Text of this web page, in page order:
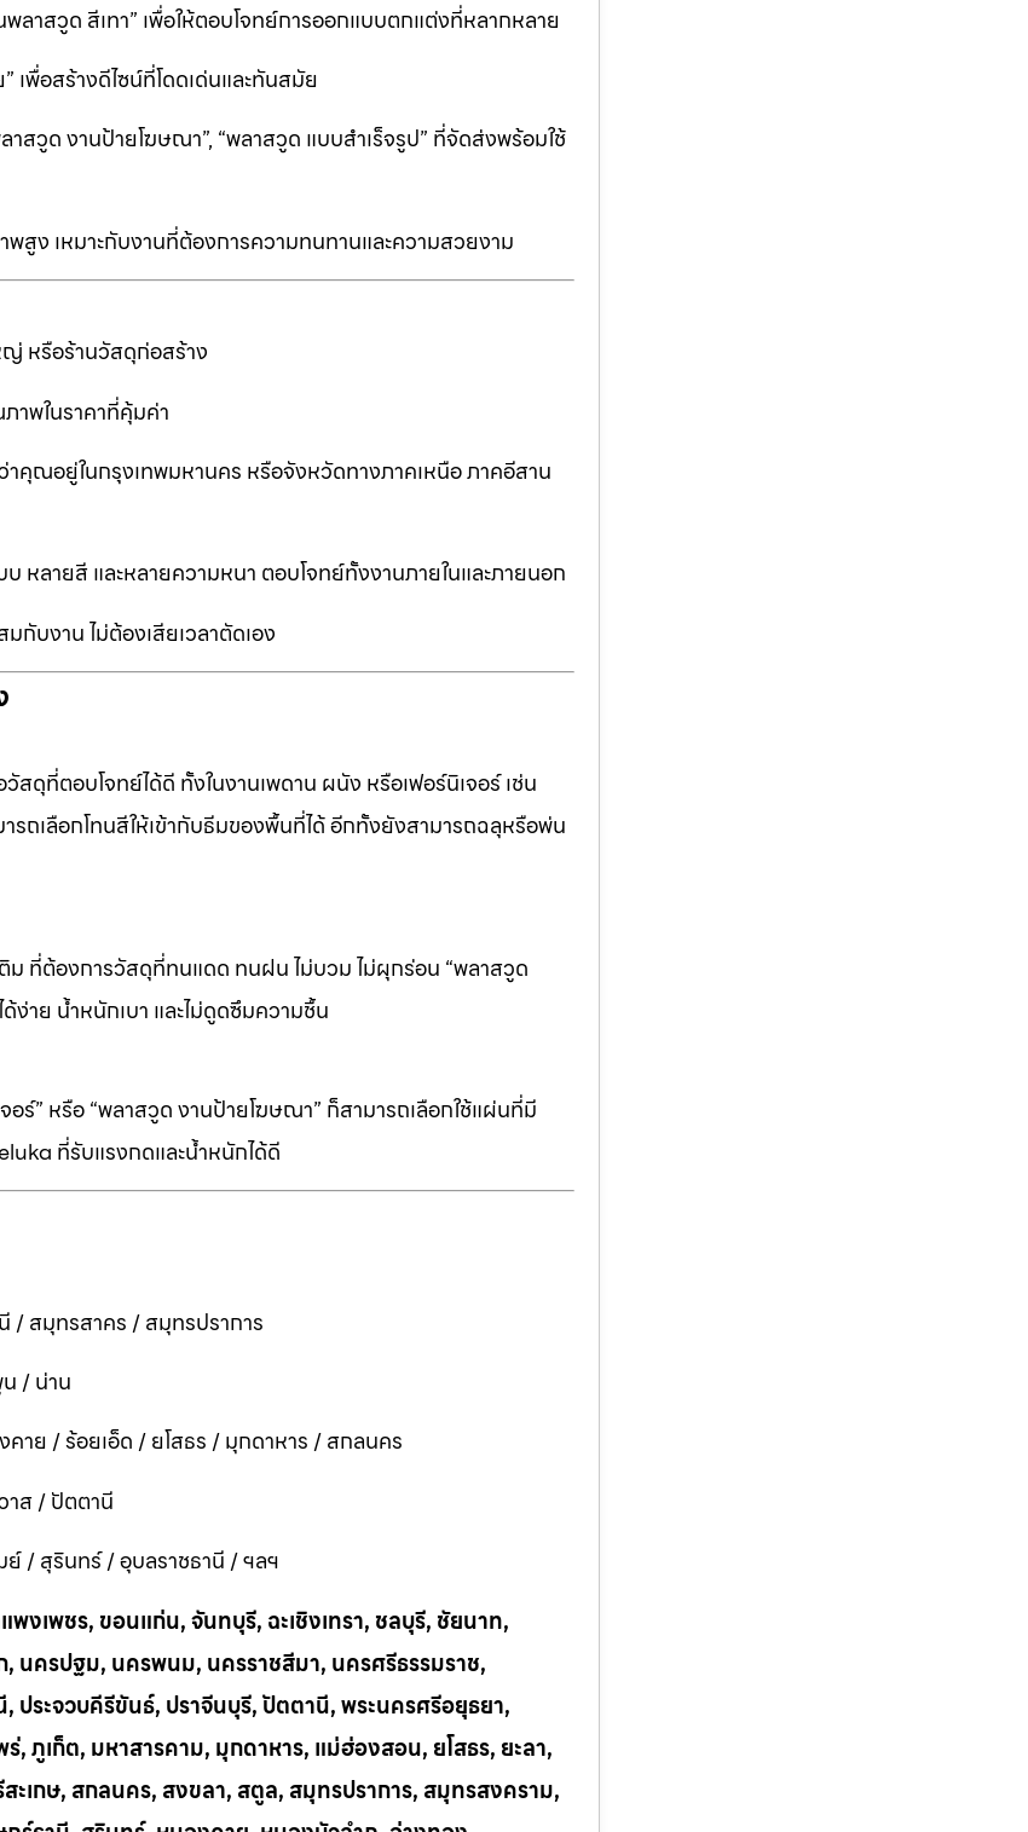
ลาสวูด สีเทา” เพื่อให้ตอบโจทย์การออกแบบตกแต่งที่หลากหลาย
เพื่อสร้างดีไซน์ที่โดดเด่นและทันสมัย
าสวูด งานป้ายโฆษณา”, “พลาสวูด แบบสำเร็จรูป” ที่จัดส่งพร้อมใช้
พสูง เหมาะกับงานที่ต้องการความทนทานและความสวยงาม
ญ่ หรือร้านวัสดุก่อสร้าง
าพในราคาที่คุ้มค่า
คุณอยู่ในกรุงเทพมหานคร หรือจังหวัดทางภาคเหนือ ภาคอีสาน
หลายสี และหลายความหนา ตอบโจทย์ทั้งงานภายในและภายนอก
กับงาน ไม่ต้องเสียเวลาตัดเอง
ที่ตอบโจทย์ได้ดี ทั้งในงานเพดาน ผนัง หรือเฟอร์นิเจอร์ เช่น
ถเลือกโทนสีให้เข้ากับธีมของพื้นที่ได้ อีกทั้งยังสามารถฉลุหรือพ่น
ม ที่ต้องการวัสดุที่ทนแดด ทนฝน ไม่บวม ไม่ผุกร่อน “พลาสวูด
ง่าย น้ำหนักเบา และไม่ดูดซึมความชื้น
” หรือ “พลาสวูด งานป้ายโฆษณา” ก็สามารถเลือกใช้แผ่นที่มี
ที่รับแรงกดและน้ำหนักได้ดี
สมุทรสาคร / สมุทรปราการ
น / น่าน
าย / ร้อยเอ็ด / ยโสธร / มุกดาหาร / สกลนคร
าส / ปัตตานี
/ สุรินทร์ / อุบลราชธานี / ฯลฯ
งเพชร, ขอนแก่น, จันทบุรี, ฉะเชิงเทรา, ชลบุรี, ชัยนาท,
นครปฐม, นครพนม, นครราชสีมา, นครศรีธรรมราช,
ระจวบคีรีขันธ์, ปราจีนบุรี, ปัตตานี, พระนครศรีอยุธยา,
ภูเก็ต, มหาสารคาม, มุกดาหาร, แม่ฮ่องสอน, ยโสธร, ยะลา,
ะเกษ, สกลนคร, สงขลา, สตูล, สมุทรปราการ, สมุทรสงคราม,